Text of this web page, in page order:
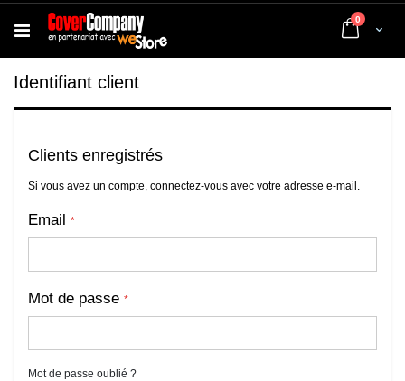
Cart
0 articles
Identifiant client
Clients enregistrés
Si vous avez un compte, connectez-vous avec votre adresse e-mail.
Email
Mot de passe
Mot de passe oublié ?